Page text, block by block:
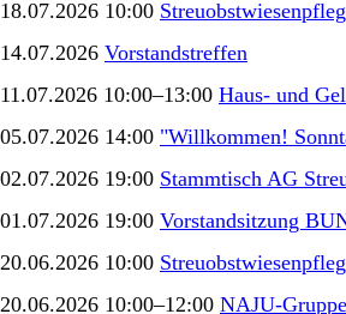
18.07.2026 10:00
14.07.2026 Vorstandstreffen
11.07.2026 10:00–13:00 Haus- und
05.07.2026 14:00 "Willkommen!
02.07.2026 19:00 Stammtisch AG
01.07.2026 19:00 Vorstandsitzung
20.06.2026 10:00
20.06.2026 10:00–12:00 NAJU-